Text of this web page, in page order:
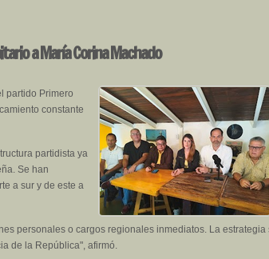
a María Corina Machado
partido Primero
constante
partidista ya
Se han
a sur y de este a
personales o cargos regionales inmediatos. La estrategia
de la República", afirmó.